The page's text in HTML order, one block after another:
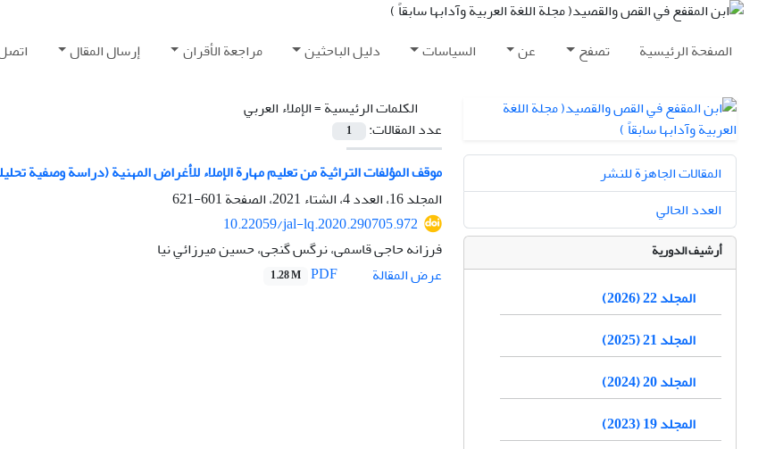
الصفحة الرئيسية تصفح عن السياسات دليل الباحثين مراجعة الأقران إرسال المقال
الكلمات الرئيسية =الإملاء العربي
عدد المقالات:
1
موقف المؤلفات التراثية من تعليم مهارة الإملاء للأغراض المهنية (دراسة وصفية
المجلد 16، العدد 4، الشتاء 2021، الصفحة
601-621
10.22059/jal-lq.2020.290705.972
فرزانه حاجی قاسمی، نرگس گنجی، حسین ميرزائي نیا
عرض المقالة
1.28 M
المقالات الجاهزة للنشر
العدد الحالي
أرشيف الدورية
المجلد 22 (2026)
المجلد 21 (2025)
المجلد 20 (2024)
المجلد 19 (2023)